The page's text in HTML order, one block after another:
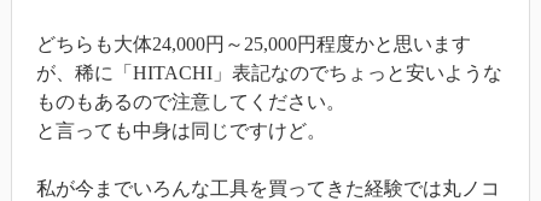
どちらも大体24,000円～25,000円程度かと思います
が、稀に「HITACHI」表記なのでちょっと安いような
ものもあるので注意してください。
と言っても中身は同じですけど。
私が今までいろんな工具を買ってきた経験では丸ノコ